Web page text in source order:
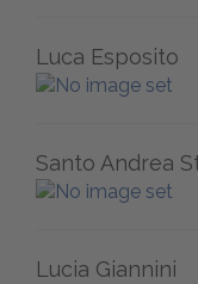
Luca Esposito
Santo Andrea
Lucia Giannini